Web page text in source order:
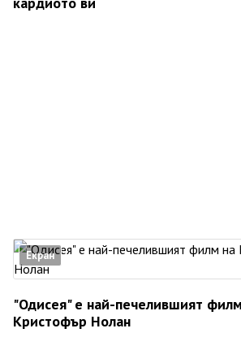
Екран
"Одисея" е най-печелившият
Кристофър Нолан